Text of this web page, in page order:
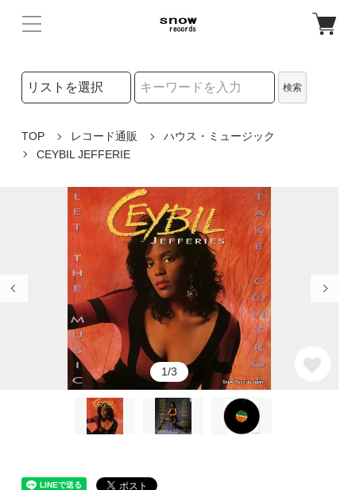
検索リストの選択
検索
TOP レコード通販
ハウス・ミュージック
CEYBIL JEFFERIE
1/3